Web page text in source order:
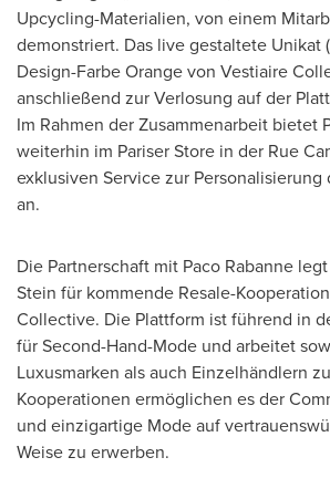
Upcycling-Materialien, von einem
demonstriert. Das live gestaltete Unikat
Design-Farbe Orange von Vestiaire
anschließend zur Verlosung auf der
Im Rahmen der Zusammenarbeit bietet
weiterhin im Pariser Store in der Rue
exklusiven Service zur Personalisierung
an.
Die Partnerschaft mit Paco Rabanne
Stein für kommende Resale-
Collective. Die Plattform ist führend in
für Second-Hand-Mode und arbeitet
Luxusmarken als auch Einzelhändlern
Kooperationen ermöglichen es der
und einzigartige Mode auf
Weise zu erwerben.